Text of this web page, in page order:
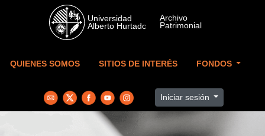
Skip to main content
QUIENES SOMOS SITIOS DE INTERÉS FONDOS
Iniciar sesión